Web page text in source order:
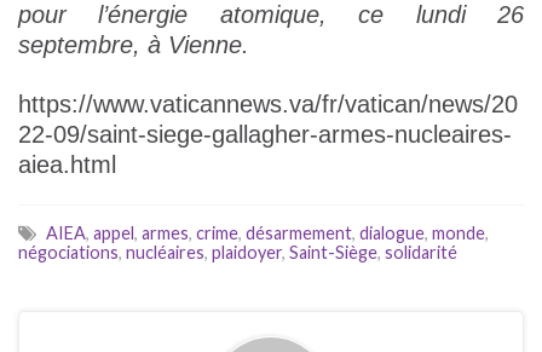
pour l’énergie atomique, ce lundi 26
septembre, à Vienne.
https://www.vaticannews.va/fr/vatican/news/20
22-09/saint-siege-gallagher-armes-nucleaires-
aiea.html
AIEA, appel, armes, crime, désarmement, dialogue, monde,
négociations, nucléaires, plaidoyer, Saint-Siège, solidarité